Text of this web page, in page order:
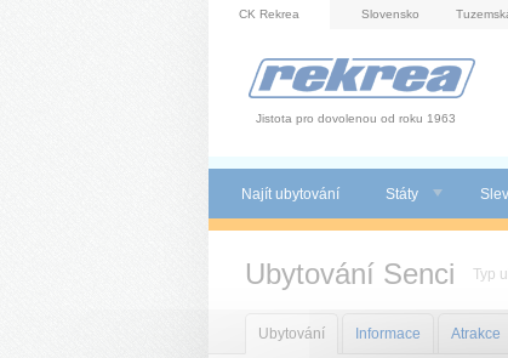
CK Rekrea Slovensko
Jistota pro dovolenou od roku 1963
Najít ubytování Státy
Ubytování Senci Typ
Ubytování Informace Atrakce